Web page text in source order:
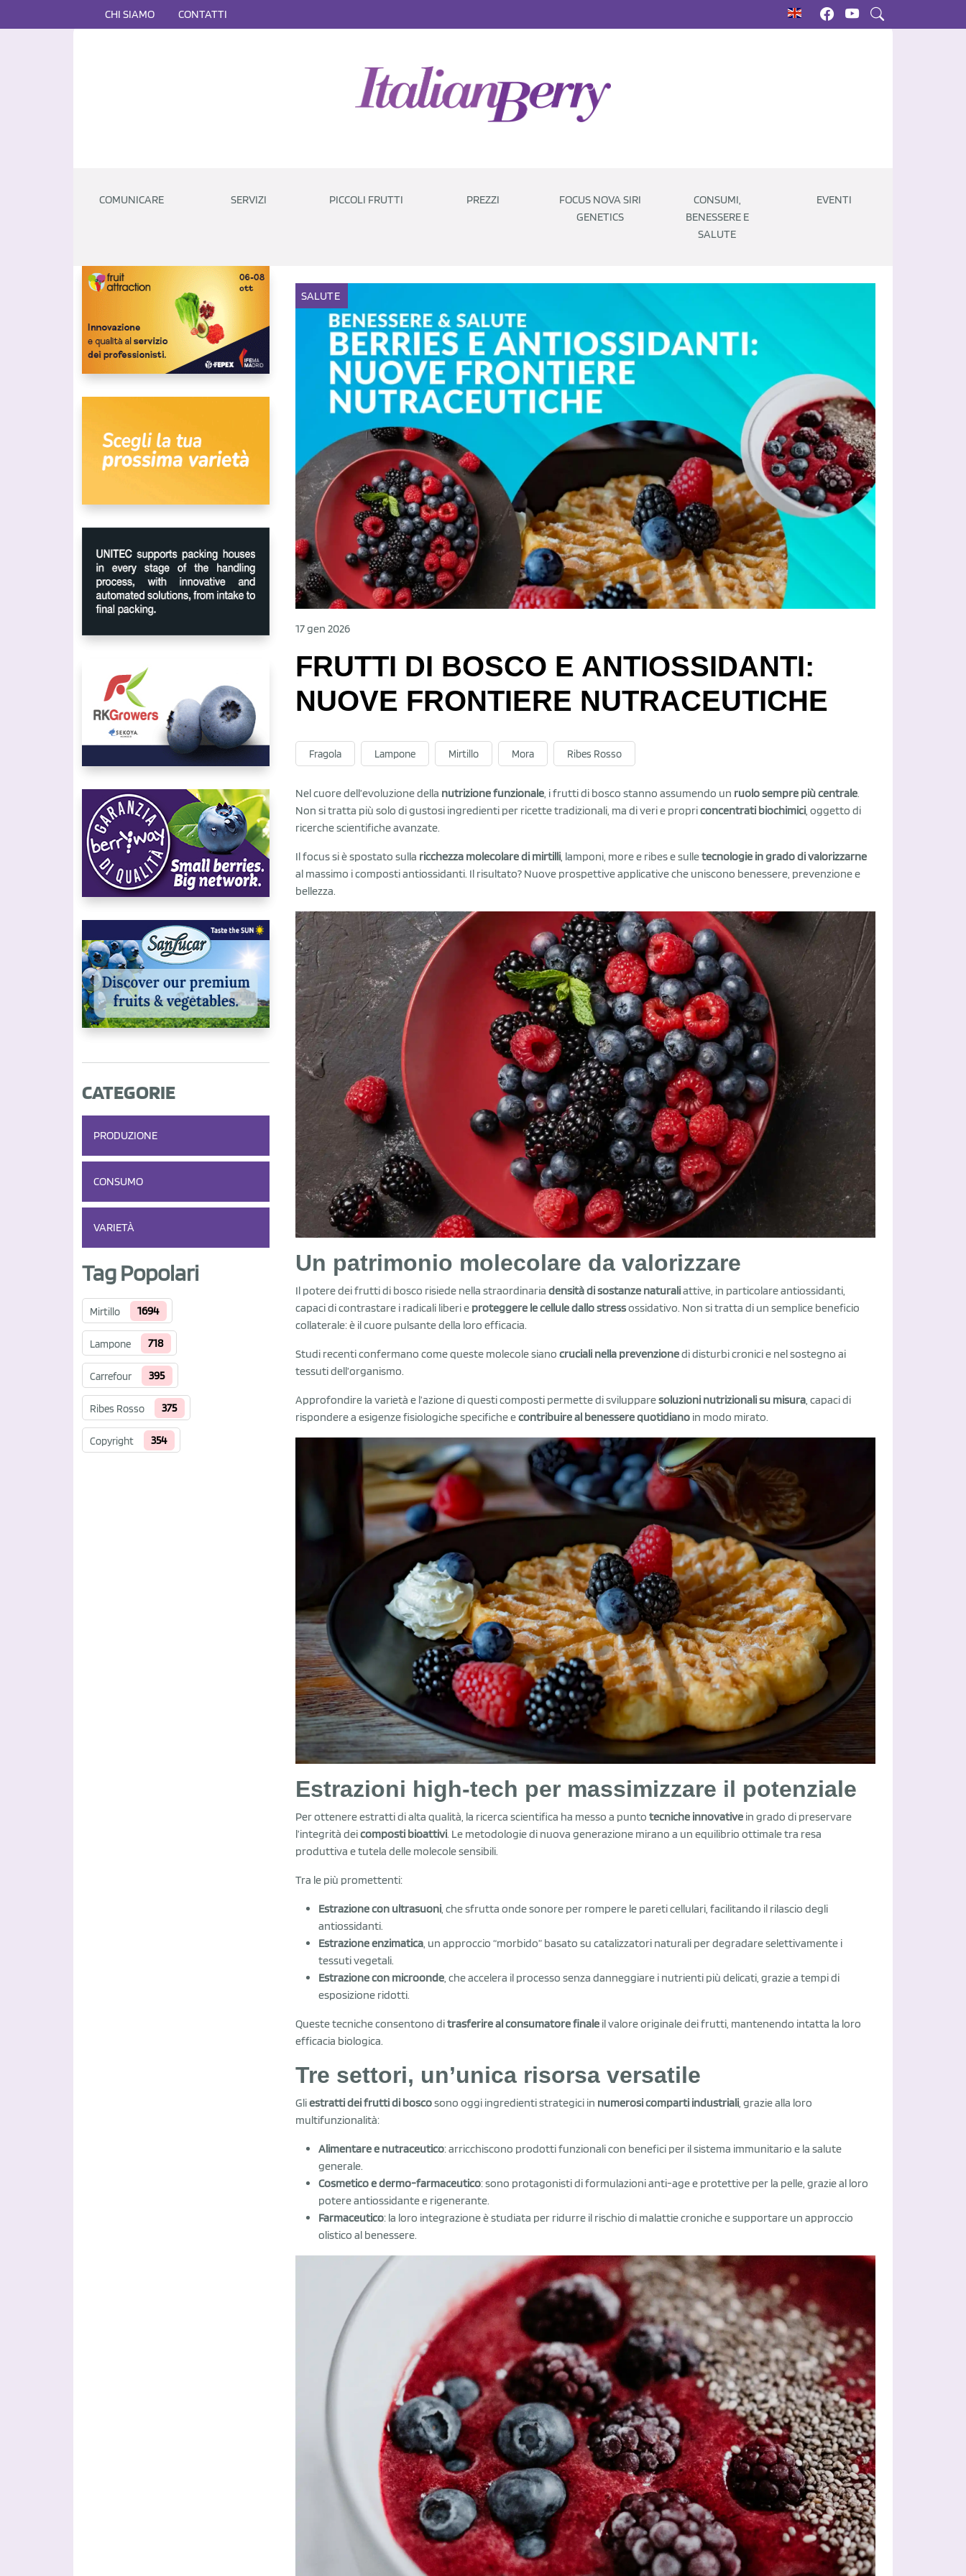
CHI SIAMO CONTATTI
COMUNICARE SERVIZI PICCOLI FRUTTI PREZZI
FOCUS NOVA SIRI
GENETICS
CONSUMI,
BENESSERE E
SALUTE
EVENTI
CATEGORIE
PRODUZIONE
CONSUMO
VARIETÀ
Tag Popolari
Mirtillo 1694
Lampone 718
Carrefour 395
Ribes Rosso 375
Copyright 354
SALUTE
17 gen 2026
FRUTTI DI BOSCO E ANTIOSSIDANTI:
NUOVE FRONTIERE NUTRACEUTICHE
Fragola Lampone Mirtillo Mora Ribes Rosso
Nel cuore dell’evoluzione della nutrizione funzionale, i frutti di bosco stanno assumendo un ruolo sempre più centrale.
Non si tratta più solo di gustosi ingredienti per ricette tradizionali, ma di veri e propriconcentrati biochimici, oggetto di
ricerche scientifiche avanzate.
Il focus si è spostato sulla ricchezza molecolare di mirtilli, lamponi, more e ribes e sulletecnologie in grado di valorizzarne
al massimo i composti antiossidanti. Il risultato? Nuove prospettive applicative che uniscono benessere, prevenzione e
bellezza.
Un patrimonio molecolare da valorizzare
Il potere dei frutti di bosco risiede nella straordinaria densità di sostanze naturaliattive, in particolare antiossidanti,
capaci di contrastare i radicali liberi e proteggere le cellule dallo stressossidativo. Non si tratta di un semplice beneficio
collaterale: è il cuore pulsante della loro efficacia.
Studi recenti confermano come queste molecole siano cruciali nella prevenzionedi disturbi cronici e nel sostegno ai
tessuti dell’organismo.
Approfondire la varietà e l’azione di questi composti permette di svilupparesoluzioni nutrizionali su misura, capaci di
rispondere a esigenze fisiologiche specifiche econtribuire al benessere quotidiano in modo mirato.
Estrazioni high-tech per massimizzare il potenziale
Per ottenere estratti di alta qualità, la ricerca scientifica ha messo a punto tecniche innovative in grado di preservare
l’integrità deicomposti bioattivi. Le metodologie di nuova generazione mirano a un equilibrio ottimale tra resa
produttiva e tutela delle molecole sensibili.
Tra le più promettenti:
Estrazione con ultrasuoni, che sfrutta onde sonore per rompere le pareti cellulari, facilitando il rilascio degli
antiossidanti.
Estrazione enzimatica, un approccio “morbido” basato su catalizzatori naturali per degradare selettivamente i
tessuti vegetali.
Estrazione con microonde, che accelera il processo senza danneggiare i nutrienti più delicati, grazie a tempi di
esposizione ridotti.
Queste tecniche consentono ditrasferire al consumatore finale il valore originale dei frutti, mantenendo intatta la loro
efficacia biologica.
Tre settori, un’unica risorsa versatile
Gliestratti dei frutti di boscosono oggi ingredienti strategici in numerosi comparti industriali, grazie alla loro
multifunzionalità:
Alimentare e nutraceutico: arricchiscono prodotti funzionali con benefici per il sistema immunitario e la salute
generale.
Cosmetico e dermo-farmaceutico: sono protagonisti di formulazioni anti-age e protettive per la pelle, grazie al loro
potere antiossidante e rigenerante.
Farmaceutico: la loro integrazione è studiata per ridurre il rischio di malattie croniche e supportare un approccio
olistico al benessere.